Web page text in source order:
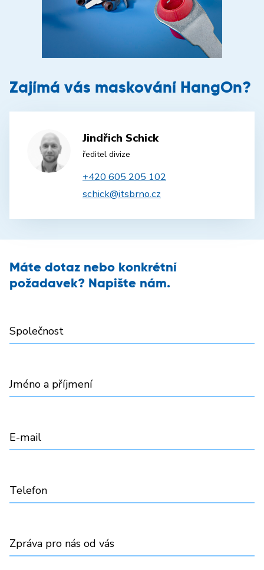
Zajímá vás maskování HangOn?
Jindřich Schick
ředitel divize
+420 605 205 102
schick@itsbrno.cz
Máte dotaz nebo konkrétní
požadavek? Napište nám.
Společnost
Jméno a příjmení
E-mail
Telefon
Zpráva pro nás od vás